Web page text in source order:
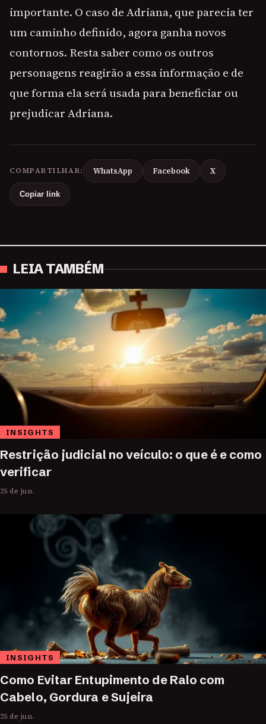
importante. O caso de Adriana, que parecia ter
um caminho definido, agora ganha novos
contornos. Resta saber como os outros
personagens reagirão a essa informação e de
que forma ela será usada para beneficiar ou
prejudicar Adriana.
COMPARTILHAR: WhatsApp Facebook X
Copiar link
LEIA TAMBÉM
INSIGHTS
Restrição judicial no veículo: o que é e como
verificar
25 de jun.
INSIGHTS
Como Evitar Entupimento de Ralo com
Cabelo, Gordura e Sujeira
25 de jun.